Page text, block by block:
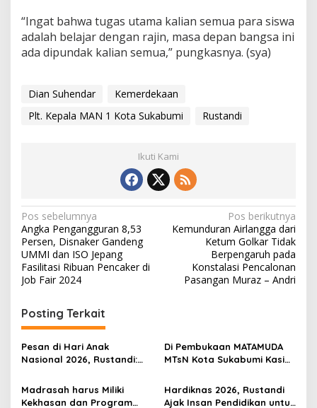
“Ingat bahwa tugas utama kalian semua para siswa
adalah belajar dengan rajin, masa depan bangsa ini
ada dipundak kalian semua,” pungkasnya. (sya)
Dian Suhendar
Kemerdekaan
Plt. Kepala MAN 1 Kota Sukabumi
Rustandi
Ikuti Kami
N
a
v
i
a
s
i
o
Pos sebelumnya
Angka Pengangguran 8,53
Persen, Disnaker Gandeng
UMMI dan ISO Jepang
Fasilitasi Ribuan Pencaker di
Job Fair 2024
Pos berikutnya
Kemunduran Airlangga dari
Ketum Golkar Tidak
Berpengaruh pada
Konstalasi Pencalonan
Pasangan Muraz – Andri
Posting Terkait
Pesan di Hari Anak
Nasional 2026, Rustandi:
Ruang Aman untuk
Mencetak Generasi
Di Pembukaan MATAMUDA
MTsN Kota Sukabumi Kasi
Jangan Ada Bullying di
Madrasah
Madrasah harus Miliki
Kekhasan dan Program
Hardiknas 2026, Rustandi
Ajak Insan Pendidikan untuk